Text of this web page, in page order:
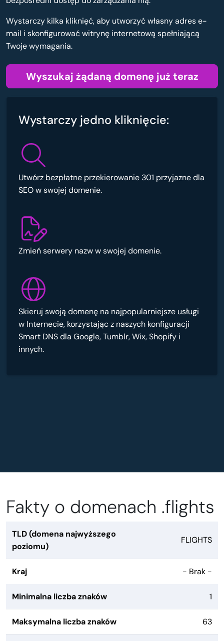
Wystarczy kilka kliknięć, aby utworzyć własny adres e-
mail i skonfigurować witrynę internetową spełniającą
Twoje wymagania.
Wyszukaj żądaną domenę już teraz
Wystarczy jedno kliknięcie:
Utwórz bezpłatne przekierowanie 301 przyjazne dla
SEO w swojej domenie.
Zmień serwery nazw w swojej domenie.
Skieruj swoją domenę na najpopularniejsze usługi
w Internecie, korzystając z naszych konfiguracji
Smart DNS dla Google, Tumblr, Wix, Shopify i
innych.
Fakty o domenach .flights
TLD (domena najwyższego
poziomu)
FLIGHTS
Kraj - Brak -
Minimalna liczba znaków 1
Maksymalna liczba znaków 63